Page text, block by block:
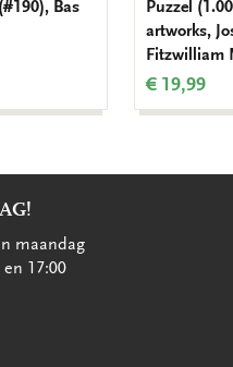
Bas
Puzzel
artworks,
Fitzwilliam
€ 19,99
maandag
17:00